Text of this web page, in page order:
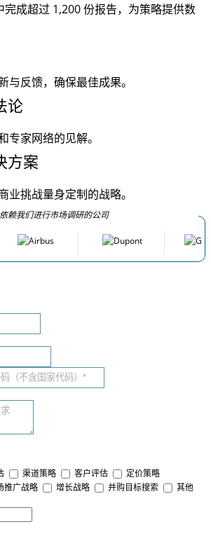
完成超过 1,200份报告，为策略提供数
与反馈，确保最佳成果。
论
专家网络的见解。
方案
业挑战量身定制的战略。
依赖我们进行市场调研的公司
渠道策略 客户评估
定价策略
推广战略 增长战略 并购目标搜索
其他